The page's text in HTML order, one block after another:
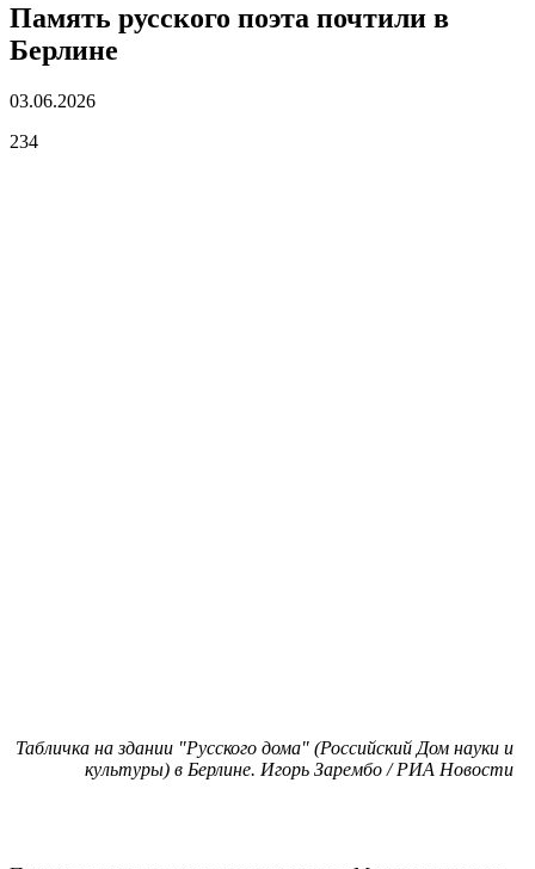
Память русского поэта почтили в
Берлине
03.06.2026
234
Табличка на здании "Русского дома" (Российский Дом науки и
культуры) в Берлине. Игорь Зарембо / РИА Новости